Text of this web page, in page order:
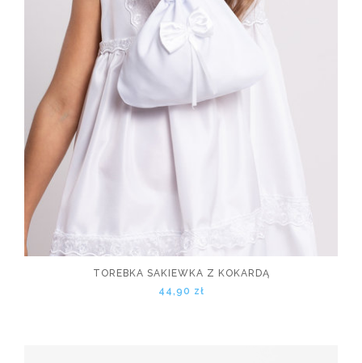
TOREBKA SAKIEWKA Z KOKARDĄ
44,90 zł